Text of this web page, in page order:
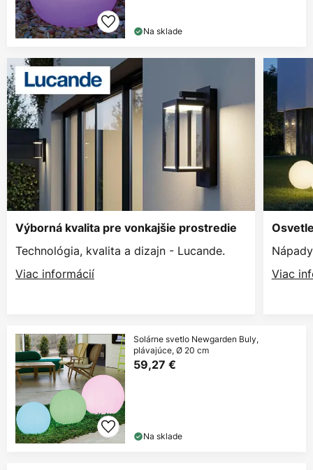
Na sklade
Výborná kvalita pre vonkajšie prostredie
Technológia, kvalita a dizajn - Lucande.
Viac informácií
Viac
Solárne svetlo Newgarden Buly,
plávajúce, Ø 20 cm
59,27 €
Na sklade